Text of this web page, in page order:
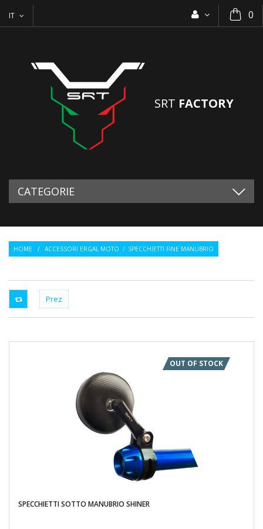
0
IT
SRT FACTORY
CATEGORIE
HOME / ACCESSORI ERGAL MOTO / SPECCHIETTI FINE MANUBRIO
OUT OF STOCK
SPECCHIETTI SOTTO MANUBRIO SHINER